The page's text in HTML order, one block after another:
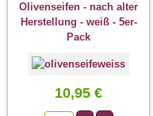
Olivenseifen - nach alter
Herstellung - weiß - 5er-
Pack
10,95 €